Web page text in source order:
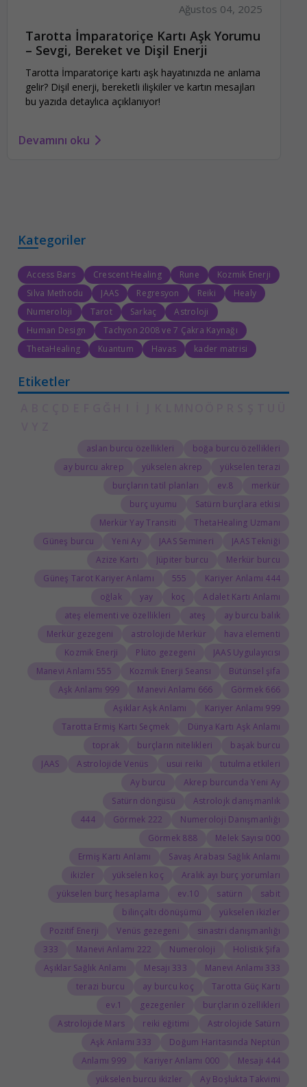
Ağustos 04, 2025
Tarotta İmparatoriçe Kartı Aşk Yorumu
– Sevgi, Bereket ve Dişil Enerji
Tarotta İmparatoriçe kartı aşk hayatınızda ne anlama
gelir? Dişil enerji, bereketli ilişkiler ve kartın mesajları
bu yazıda detaylıca açıklanıyor!
Devamını oku
Kategoriler
Access Bars Crescent Healing Rune
Kozmik Enerji
Silva Methodu
JAAS Regresyon Reiki
Healy
Numeroloji
Tarot Sarkaç
Astroloji
Human Design
Tachyon 2008 ve 7 Çakra Kaynağı
ThetaHealing
Kuantum Havas kader matrisi
Etiketler
boğa burcu özellikleri
aslan burcu özellikleri
yükselen terazi
yükselen akrep
ay burcu akrep
merkür
8.ev
burçların tatil planları
Satürn burçlara etkisi
burç uyumu
ThetaHealing Uzmanı
Merkür Yay Transiti
JAAS Tekniği
JAAS Semineri
Yeni Ay
Güneş burcu
Merkür burcu
Jüpiter burcu
Azize Kartı
444 Kariyer Anlamı
555
Güneş Tarot Kariyer Anlamı
Adalet Kartı Anlamı
koç
yay
oğlak
ay burcu balık
ateş
ateş elementi ve özellikleri
hava elementi
astrolojide Merkür
Merkür gezegeni
JAAS Uygulayıcısı
Plüto gezegeni
Kozmik Enerji
Bütünsel şifa
Kozmik Enerji Seansı
555 Manevi Anlamı
666 Görmek
666 Manevi Anlamı
999 Aşk Anlamı
999 Kariyer Anlamı
Aşıklar Aşk Anlamı
Dünya Kartı Aşk Anlamı
Tarotta Ermiş Kartı Seçmek
başak burcu
burçların nitelikleri
toprak
tutulma etkileri
usui reiki
Astrolojide Venüs
JAAS
Akrep burcunda Yeni Ay
Ay burcu
Astrolojk danışmanlık
Satürn döngüsü
Numeroloji Danışmanlığı
222 Görmek
444
000 Melek Sayısı
888 Görmek
Savaş Arabası Sağlık Anlamı
Ermiş Kartı Anlamı
Aralık ayı burç yorumları
yükselen koç
ikizler
sabit
satürn
10.ev
yükselen burç hesaplama
yükselen ikizler
bilinçaltı dönüşümü
sinastri danışmanlığı
Venüs gezegeni
Pozitif Enerji
Holistik Şifa
Numeroloji
222 Manevi Anlamı
333
333 Manevi Anlamı
333 Mesajı
Aşıklar Sağlık Anlamı
Tarotta Güç Kartı
ay burcu koç
terazi burcu
burçların özellikleri
gezegenler
1.ev
Astrolojide Satürn
reiki eğitimi
Astrolojide Mars
Doğum Haritasında Neptün
333 Aşk Anlamı
444 Mesajı
000 Kariyer Anlamı
999 Anlamı
Ay Boşlukta Takvimi
yükselen burcu ikizler